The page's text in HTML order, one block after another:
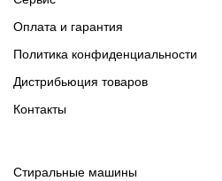
Оплата и гарантия
Политика конфиденциальности
Дистрибьюция товаров
Контакты
Cтиральные машины